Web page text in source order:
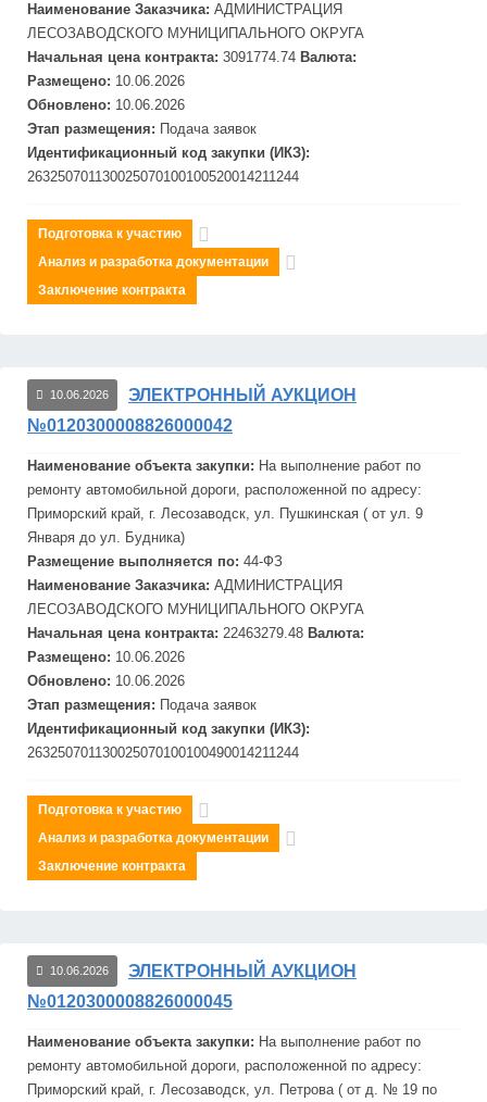
Наименование Заказчика: АДМИНИСТРАЦИЯ
ЛЕСОЗАВОДСКОГО МУНИЦИПАЛЬНОГО ОКРУГА
Начальная цена контракта: 3091774.74 Валюта:
Размещено: 10.06.2026
Обновлено: 10.06.2026
Этап размещения: Подача заявок
Идентификационный код закупки (ИКЗ):
263250701130025070100100520014211244
Подготовка к участию
Анализ и разработка документации
Заключение контракта
10.06.2026
ЭЛЕКТРОННЫЙ АУКЦИОН
№0120300008826000042
Наименование объекта закупки: На выполнение работ по
ремонту автомобильной дороги, расположенной по адресу:
Приморский край, г. Лесозаводск, ул. Пушкинская ( от ул. 9
Января до ул. Будника)
Размещение выполняется по: 44-ФЗ
Наименование Заказчика: АДМИНИСТРАЦИЯ
ЛЕСОЗАВОДСКОГО МУНИЦИПАЛЬНОГО ОКРУГА
Начальная цена контракта: 22463279.48 Валюта:
Размещено: 10.06.2026
Обновлено: 10.06.2026
Этап размещения: Подача заявок
Идентификационный код закупки (ИКЗ):
263250701130025070100100490014211244
Подготовка к участию
Анализ и разработка документации
Заключение контракта
10.06.2026
ЭЛЕКТРОННЫЙ АУКЦИОН
№0120300008826000045
Наименование объекта закупки: На выполнение работ по
ремонту автомобильной дороги, расположенной по адресу:
Приморский край, г. Лесозаводск, ул. Петрова ( от д. № 19 по